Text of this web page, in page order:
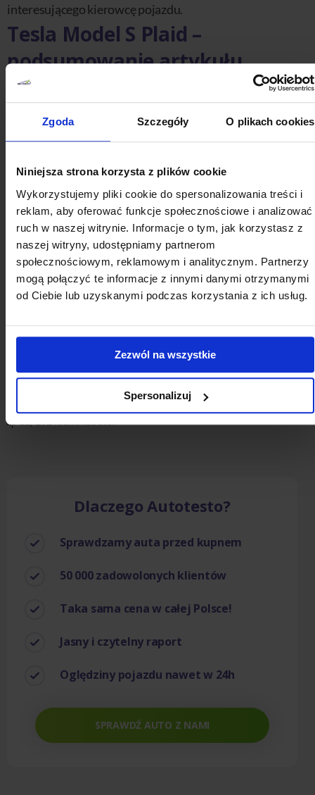
Zgoda Szczegóły O plikach cookies
Niniejsza strona korzysta z plików cookie
Wykorzystujemy pliki cookie do spersonalizowania treści i
reklam, aby oferować funkcje społecznościowe i analizować
ruch w naszej witrynie. Informacje o tym, jak korzystasz z
naszej witryny, udostępniamy partnerom
społecznościowym, reklamowym i analitycznym. Partnerzy
mogą połączyć te informacje z innymi danymi otrzymanymi
od Ciebie lub uzyskanymi podczas korzystania z ich usług.
Zezwól na wszystkie
Spersonalizuj
interesującego kierowcę pojazdu.
Tesla Model S Plaid –
podsumowanie artykułu
Tesla S Plaid to wyjątkowy model samochodu,
wyróżniający się nadzwyczajnym przyspieszeniem,
nowoczesnym designem oraz praktycznym wnętrzem.
innowacyjności, komfortu użytkowania i atrakcyjności
wizualnej, która przykuwa uwagę.
S Plaid z pewnością przypadnie do gustu fascynatom
Elona Muska oraz jego projektów, ale również wszystkim
miłośnikom motoryzacji, poszukującym innowacyjnych
rozwiązań na miarę swoich indywidualnych oczekiwań.
samochodach:
Jeep Compass – dane techniczne, opinie, cena
Nowa skoda Fabia 2021 – dane techniczne, spalanie,
lip 22, 2024administrator
Dlaczego Autotesto?
Sprawdzamy auta przed kupnem
50 000 zadowolonych klientów
Taka sama cena w całej Polsce!
Jasny i czytelny raport
Oględziny pojazdu nawet w 24h
SPRAWDŹ AUTO Z NAMI